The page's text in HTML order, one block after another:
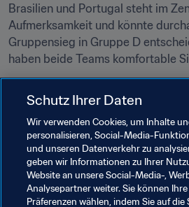
Brasilien und Portugal steht im
Aufmerksamkeit und könnte
Gruppensieg in Gruppe D
haben beide Teams komfortable
den letzten Spieltag der Gruppe
Viertelfinaleinzug zu wahren.
#BeachSoccerWC verfolgen
Twitter | Facebook | Instagram
Schutz Ihrer Daten
Wir verwenden Cookies, um Inhalte
personalisieren, Social-Media-
und unseren Datenverkehr zu
geben wir Informationen zu Ihrer
Website an unsere Social-Media-,
Analysepartner weiter. Sie können
Präferenzen wählen, indem Sie auf die